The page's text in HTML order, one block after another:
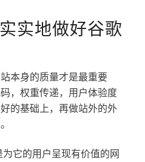
实地做好谷歌
本身的质量才是最重要
，权重传递，用户体验度
的基础上，再做站外的外
它的用户呈现有价值的网